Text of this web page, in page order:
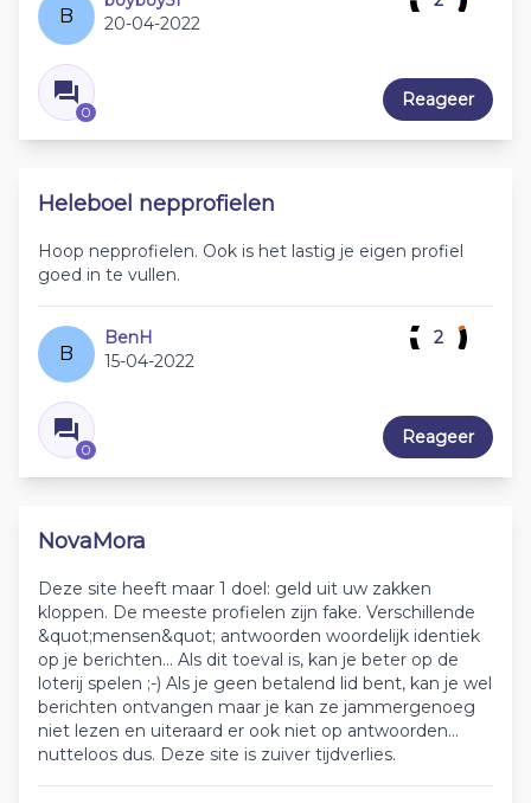
B
20-04-2022
0
Reageer
Heleboel nepprofielen
Hoop nepprofielen. Ook is het lastig je eigen profiel
goed in te vullen.
B
BenH
15-04-2022
0
2
Reageer
NovaMora
Deze site heeft maar 1 doel: geld uit uw zakken
kloppen. De meeste profielen zijn fake. Verschillende
&quot;mensen&quot; antwoorden woordelijk identiek
op je berichten... Als dit toeval is, kan je beter op de
loterij spelen ;-) Als je geen betalend lid bent, kan je wel
berichten ontvangen maar je kan ze jammergenoeg
niet lezen en uiteraard er ook niet op antwoorden...
nutteloos dus. Deze site is zuiver tijdverlies.